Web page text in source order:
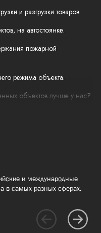
и разгрузки товаров.
на автостоянке.
пожарной
режима объекта.
объектов лучше у нас?
необходимые
конкретные задачи.
и международные
в самых разных сферах.